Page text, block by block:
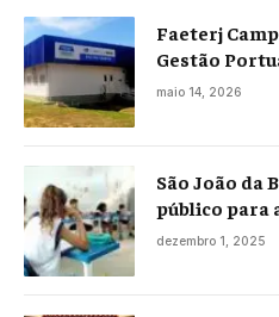
Faeterj
Gestão
maio 14, 2026
São João da
público para
projeto já
dezembro 1, 2025